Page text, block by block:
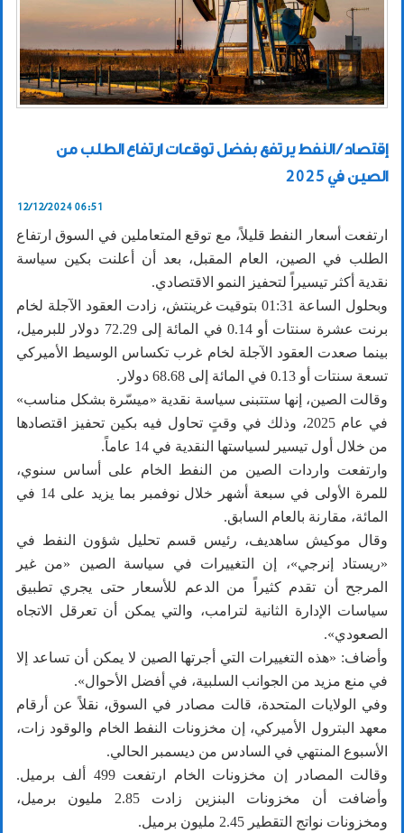
إقتصاد / النفط يرتفع بفضل توقعات ارتفاع الطلب من
الصين في 2025
12/12/2024 06:51
ارتفعت أسعار النفط قليلاً، مع توقع المتعاملين في السوق ارتفاع
الطلب في الصين، العام المقبل، بعد أن أعلنت بكين سياسة
نقدية أكثر تيسيراً لتحفيز النمو الاقتصادي.
وبحلول الساعة 01:31 بتوقيت غرينتش، زادت العقود الآجلة لخام
برنت عشرة سنتات أو 0.14 في المائة إلى 72.29 دولار للبرميل،
بينما صعدت العقود الآجلة لخام غرب تكساس الوسيط الأميركي
تسعة سنتات أو 0.13 في المائة إلى 68.68 دولار.
وقالت الصين، إنها ستتبنى سياسة نقدية «ميسّرة بشكل مناسب»
في عام 2025، وذلك في وقتٍ تحاول فيه بكين تحفيز اقتصادها
من خلال أول تيسير لسياستها النقدية في 14 عاماً.
وارتفعت واردات الصين من النفط الخام على أساس سنوي،
للمرة الأولى في سبعة أشهر خلال نوفمبر بما يزيد على 14 في
المائة، مقارنة بالعام السابق.
وقال موكيش ساهديف، رئيس قسم تحليل شؤون النفط في
«ريستاد إنرجي»، إن التغييرات في سياسة الصين «من غير
المرجح أن تقدم كثيراً من الدعم للأسعار حتى يجري تطبيق
سياسات الإدارة الثانية لترامب، والتي يمكن أن تعرقل الاتجاه
الصعودي».
وأضاف: «هذه التغييرات التي أجرتها الصين لا يمكن أن تساعد إلا
في منع مزيد من الجوانب السلبية، في أفضل الأحوال».
وفي الولايات المتحدة، قالت مصادر في السوق، نقلاً عن أرقام
معهد البترول الأميركي، إن مخزونات النفط الخام والوقود زات،
الأسبوع المنتهي في السادس من ديسمبر الحالي.
وقالت المصادر إن مخزونات الخام ارتفعت 499 ألف برميل.
وأضافت أن مخزونات البنزين زادت 2.85 مليون برميل،
ومخزونات نواتج التقطير 2.45 مليون برميل.